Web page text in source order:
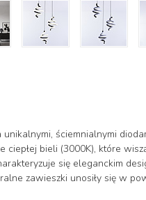
ściemnialnymi
ciepłej bieli (3000K), które
się eleganckim
zawieszki unosiły się w